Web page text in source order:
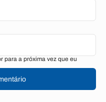
para a próxima vez que eu